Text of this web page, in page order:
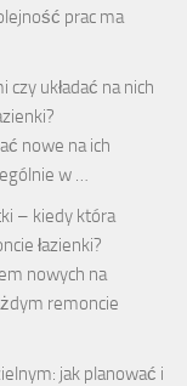
prac ma
układać na nich
nowe na ich
w …
– kiedy która
łazienki?
nowych na
remoncie
jak planować i